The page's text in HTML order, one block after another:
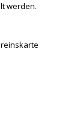
werden.